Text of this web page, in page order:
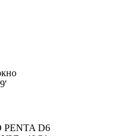
PENTA D6